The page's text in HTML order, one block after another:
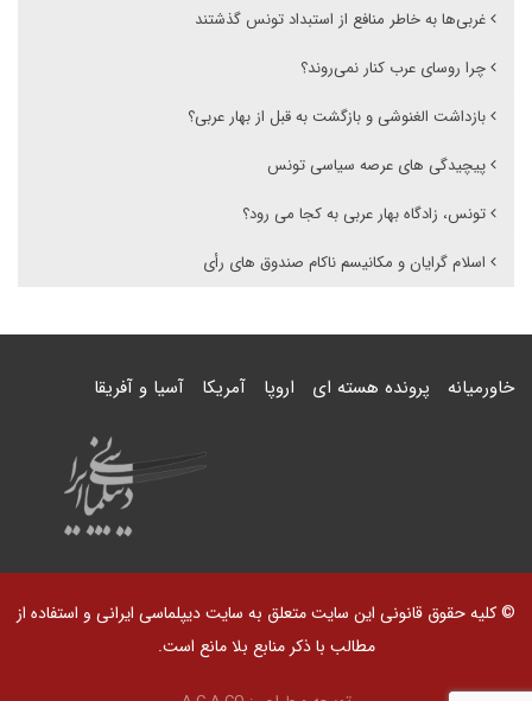
غربی‌ها به خاطر منافع از استبداد تونس گذشتند
چرا روسای عرب کنار نمی‌روند؟
بازداشت الغنوشی و بازگشت به قبل از بهار عربی؟
پیچیدگی های عرصه سیاسی تونس
تونس، زادگاه بهار عربی به کجا می رود؟
اسلام گرایان و مکانیسم ناکام صندوق های رأی
خاورمیانه پرونده هسته ای اروپا آمریکا آسیا و آفریقا
© کلیه حقوق قانونی این سایت متعلق به سایت دیپلماسی ایرانی و استفاده از
مطالب با ذکر منابع بلا مانع است.